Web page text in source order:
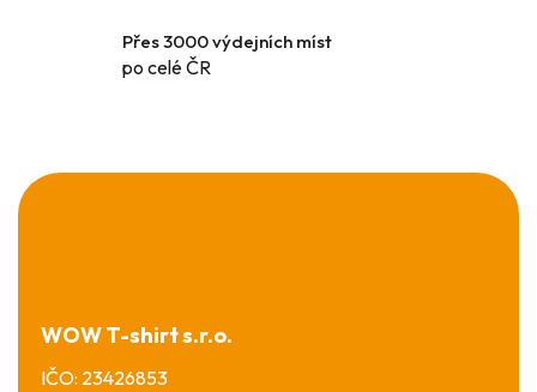
u
Přes 3000 výdejních míst
po celé ČR
Z
á
WOW T-shirt s.r.o.
IČO: 23426853